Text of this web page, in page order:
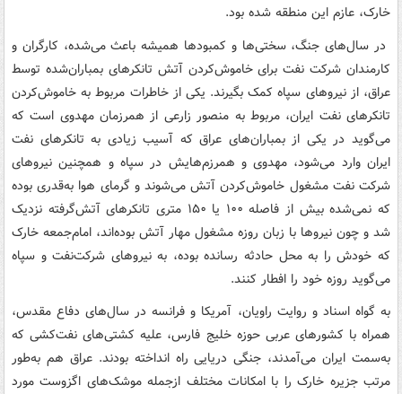
خارک، عازم این منطقه شده بود.
در سال‌های جنگ، سختی‌ها و کمبودها همیشه باعث می‌شده، کارگران و
کارمندان شرکت نفت برای خاموش‌کردن آتش تانکرهای بمباران‌شده توسط
عراق، از نیروهای سپاه کمک بگیرند. یکی از خاطرات مربوط به خاموش‌کردن
تانکرهای نفت ایران، مربوط به منصور زارعی از همرزمان مهدوی است که
می‌گوید در یکی از بمباران‌های عراق که آسیب زیادی به تانکرهای نفت
ایران وارد می‌شود، مهدوی و همرزم‌هایش در سپاه و همچنین نیروهای
شرکت نفت مشغول خاموش‌کردن آتش می‌شوند و گرمای هوا به‌قدری بوده
که نمی‌شده بیش از فاصله ۱۰۰ یا ۱۵۰ متری تانکرهای آتش‌گرفته نزدیک
شد و چون نیروها با زبان روزه مشغول مهار آتش بوده‌اند، امام‌جمعه خارک
که خودش را به محل حادثه رسانده بوده، به نیروهای شرکت‌نفت و سپاه
می‌گوید روزه خود را افطار کنند.
به گواه اسناد و روایت راویان، آمریکا و فرانسه در سال‌های دفاع مقدس،
همراه با کشورهای عربی حوزه خلیج فارس، علیه کشتی‌های نفت‌کشی که
به‌سمت ایران می‌آمدند، جنگی دریایی راه انداخته بودند. عراق هم به‌طور
مرتب جزیره خارک را با امکانات مختلف ازجمله موشک‌های اگزوست مورد